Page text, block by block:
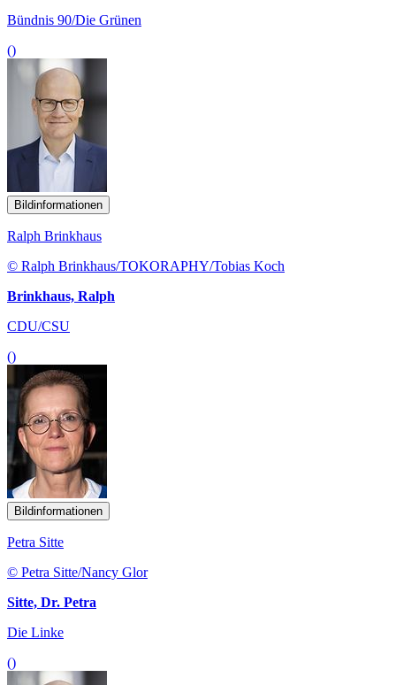
Bündnis 90/Die Grünen
()
Bildinformationen
Ralph Brinkhaus
© Ralph Brinkhaus/TOKORAPHY/Tobias Koch
Brinkhaus, Ralph
CDU/CSU
()
Bildinformationen
Petra Sitte
© Petra Sitte/Nancy Glor
Sitte, Dr. Petra
Die Linke
()